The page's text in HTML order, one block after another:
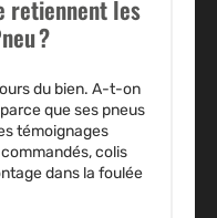
retiennent les
?
du bien. A-t-on
que ses pneus
témoignages
colis
dans la foulée